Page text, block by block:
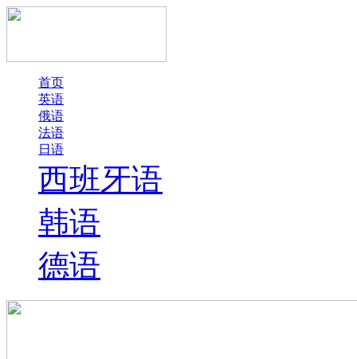
首页
英语
俄语
法语
日语
西班牙语
韩语
德语